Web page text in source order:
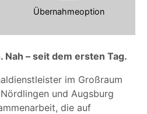
Nah – seit dem ersten Tag.
im Großraum
und Augsburg
die auf
Übernahmeoption